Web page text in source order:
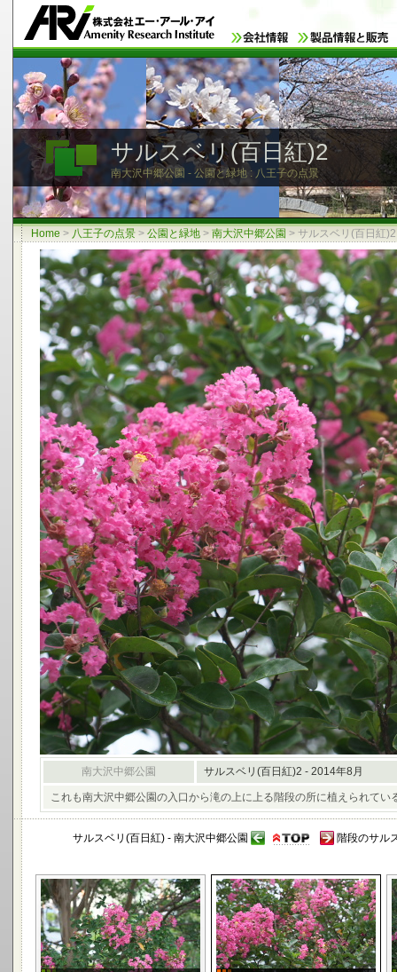
サルスベリ(百日紅)2
南大沢中郷公園 - 公園と緑地 : 八王子の点景
Home > 八王子の点景 > 公園と緑地 > 南大沢中郷公園 > サルスベリ(百日紅)2
南大沢中郷公園 サルスベリ(百日紅)2 - 2014年8月
これも南大沢中郷公園の入口から滝の上に上る階段の所に植えられてい
サルスベリ(百日紅) - 南大沢中郷公園 階段のサル